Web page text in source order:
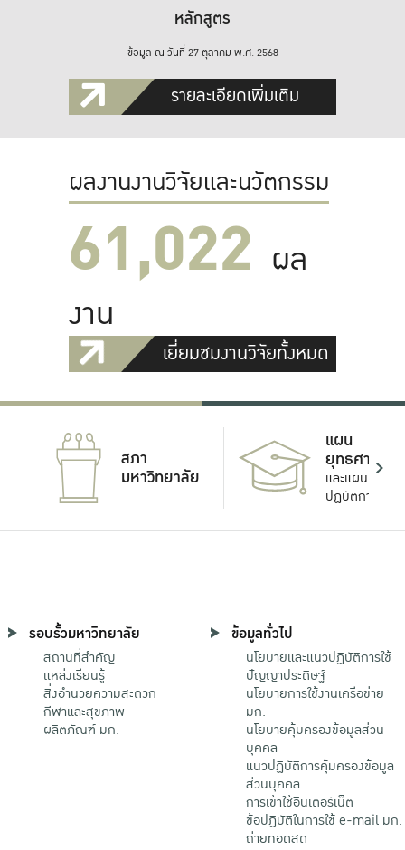
หลักสูตร
ข้อมูล ณ วันที่ 27 ตุลาคม พ.ศ. 2568
รายละเอียดเพิ่มเติม
ผลงานงานวิจัยและนวัตกรรม
61,022 ผล
งาน
เยี่ยมชมงานวิจัยทั้งหมด
สภา
มหาวิทยาลัย
แผน
ยุทธศาสตร์
และแผน
ปฏิบัติการ
รอบรั้วมหาวิทยาลัย
สถานที่สำคัญ
แหล่งเรียนรู้
สิ่งอำนวยความสะดวก
กีฬาและสุขภาพ
ผลิตภัณฑ์ มก.
ข้อมูลทั่วไป
นโยบายและแนวปฏิบัติการใช้
ปัญญาประดิษฐ์
นโยบายการใช้งานเครือข่าย
มก.
นโยบายคุ้มครองข้อมูลส่วน
บุคคล
แนวปฏิบัติการคุ้มครองข้อมูล
ส่วนบุคคล
การเข้าใช้อินเตอร์เน็ต
ข้อปฏิบัติในการใช้ e-mail มก.
ถ่ายทอดสด